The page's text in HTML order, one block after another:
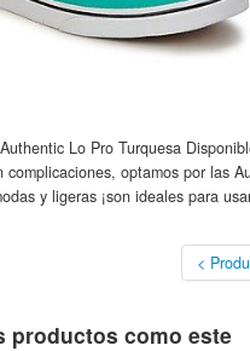
Lo Pro Turquesa
complicaciones, optamos por las
y ligeras ¡son ideales para
<
productos como este